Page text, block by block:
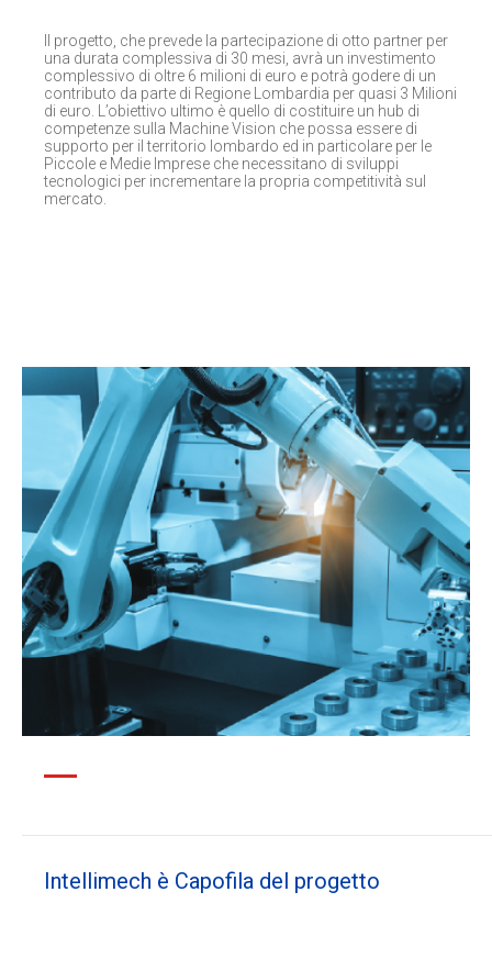
Il progetto, che prevede la partecipazione di otto partner per
una durata complessiva di 30 mesi, avrà un investimento
complessivo di oltre 6 milioni di euro e potrà godere di un
contributo da parte di Regione Lombardia per quasi 3 Milioni
di euro. L’obiettivo ultimo è quello di costituire un hub di
competenze sulla Machine Vision che possa essere di
supporto per il territorio lombardo ed in particolare per le
Piccole e Medie Imprese che necessitano di sviluppi
tecnologici per incrementare la propria competitività sul
mercato.
Intellimech è Capofila del progetto